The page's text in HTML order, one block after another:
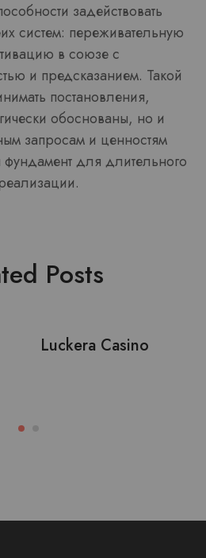
задействовать
систем: переживательную
в союзе с
и предсказанием. Такой
постановления,
обоснованы, но и
запросам и ценностям
для длительного
Posts
Luckera Casino